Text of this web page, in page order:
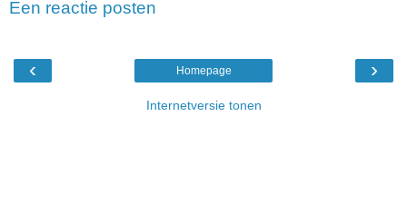
Een reactie posten
‹ ›
Homepage
Internetversie tonen